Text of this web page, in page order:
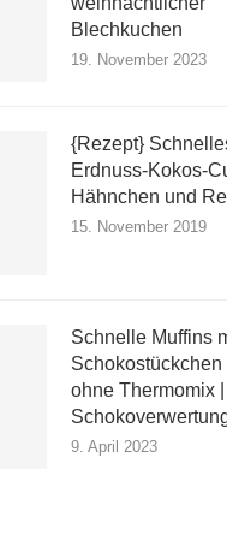
Blechkuchen
19. November 2023
{Rezept}
Erdnuss-Kokos-
Hähnchen und
15. November 2019
Schnelle Muffins
Schokostückchen
ohne Thermomix
9. April 2023